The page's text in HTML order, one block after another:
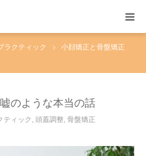
ラクティック
小顔矯正と骨盤矯正
のような本当の話
ティック , 頭蓋調整, 骨盤矯正